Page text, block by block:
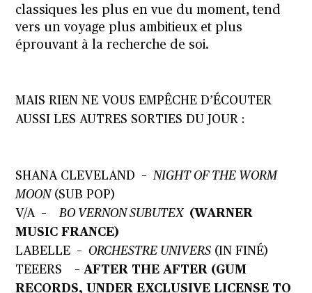
classiques les plus en vue du moment, tend
vers un voyage plus ambitieux et plus
éprouvant à la recherche de soi.
MAIS RIEN NE VOUS EMPÊCHE D’ÉCOUTER
AUSSI LES AUTRES SORTIES DU JOUR :
SHANA CLEVELAND – NIGHT OF THE WORM
MOON (SUB POP)
V/A – BO VERNON SUBUTEX (WARNER
MUSIC FRANCE)
LABELLE –ORCHESTRE UNIVERS (IN FINÉ)
TEEERS – AFTER THE AFTER (GUM
RECORDS, UNDER EXCLUSIVE LICENSE TO